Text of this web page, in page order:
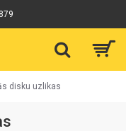
disku uzlikas